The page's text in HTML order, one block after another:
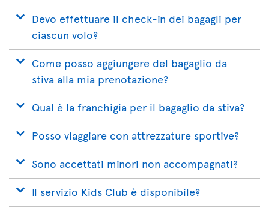
Devo effettuare il check-in dei bagagli per
ciascun volo?
Come posso aggiungere del bagaglio da
stiva alla mia prenotazione?
Qual è la franchigia per il bagaglio da stiva?
Posso viaggiare con attrezzature sportive?
Sono accettati minori non accompagnati?
Il servizio Kids Club è disponibile?